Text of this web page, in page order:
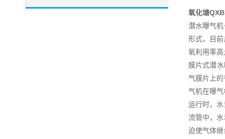
氧化塘
潜水曝气
形式，目
氧利用率
膜片式潜
气膜片上
气机在曝
运行时，
流管中，
迫使气体